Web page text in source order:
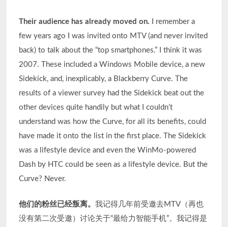
Their audience has already moved on.
I remember a
few years ago I was invited onto MTV (and never invited
back) to talk about the “top smartphones.” I think it was
2007. These included a Windows Mobile device, a new
Sidekick, and, inexplicably, a Blackberry Curve. The
results of a viewer survey had the Sidekick beat out the
other devices quite handily but what I couldn’t
understand was how the Curve, for all its benefits, could
have made it onto the list in the first place. The Sidekick
was a lifestyle device and even the WinMo-powered
Dash by HTC could be seen as a lifestyle device. But the
Curve? Never.
他们的粉丝已经叛离。我记得几年前受邀去MTV（再也
没有第二次受邀）讨论关于“最给力智能手机”。我记得是